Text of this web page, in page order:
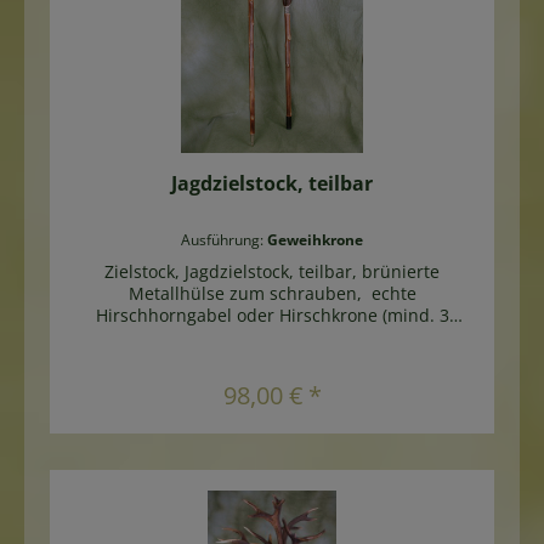
Jagdzielstock, teilbar
Ausführung: Geweihkrone
Zielstock, Jagdzielstock, teilbar, brünierte
Metallhülse zum schrauben, echte
Hirschhorngabel oder Hirschkrone (mind. 3
bis zur Gewehrauflage ca.170cm
98,00 € *
In den Warenkorb